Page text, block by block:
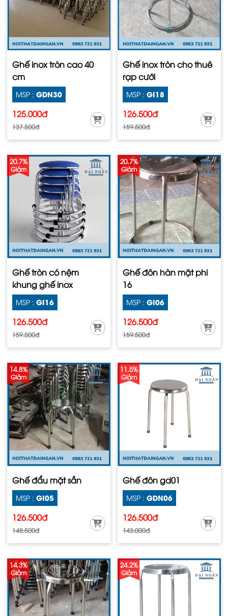
Ghế inox tròn cao 40
cm
MSP : GDN30
125.000đ
137.500đ
Ghế inox tròn cho thuê
rạp cưới
MSP : GI18
126.500đ
159.500đ
20.7%
Giảm
Ghế tròn có nệm
khung ghế inox
MSP : GI16
126.500đ
159.500đ
20.7%
Giảm
Ghế đôn hàn mặt phi
16
MSP : GI06
126.500đ
159.500đ
14.8%
Giảm
Ghế đẩu mặt sần
MSP : GI05
126.500đ
148.500đ
11.5%
Giảm
Ghế đôn gd01
MSP : GDN06
126.500đ
143.000đ
14.3%
Giảm
24.2%
Giảm